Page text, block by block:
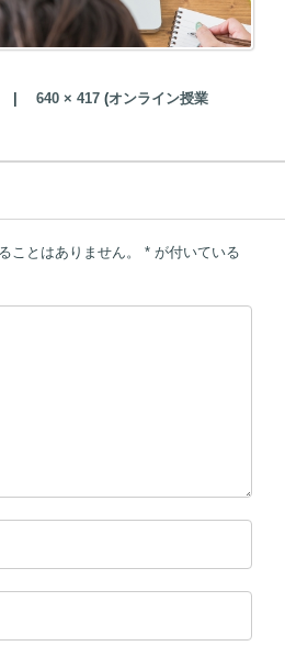
640 × 417 (オンライン授業
ことはありません。 * が付いている